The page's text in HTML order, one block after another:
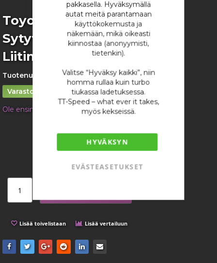
pakkasella. Hyväksymällä
autat meitä parantamaan
käyttökokemusta ja
näkemään, mikä oikeasti
kiinnostaa (anonyymisti,
tietenkin).
Valitse “Hyväksy kaikki”, niin
homma rullaa kuin turbo
tiukassa ladetuksessa.
TT-Speed – what ever it takes,
myös kekseissä.
HYVÄKSYN
EVÄSTEASETUKSET
Skip
to
the
beginning
of
images
gallery
Toyota 4-napainen
Sytytyspuolan / Jakajan
Liitinsarja
Tuotenumero:
4559
Varastossa
Ole ensimmäinen tuotteen arvostelija
/ kappale
17,29 €
Lisää toivelistaan Lisää vertailuun